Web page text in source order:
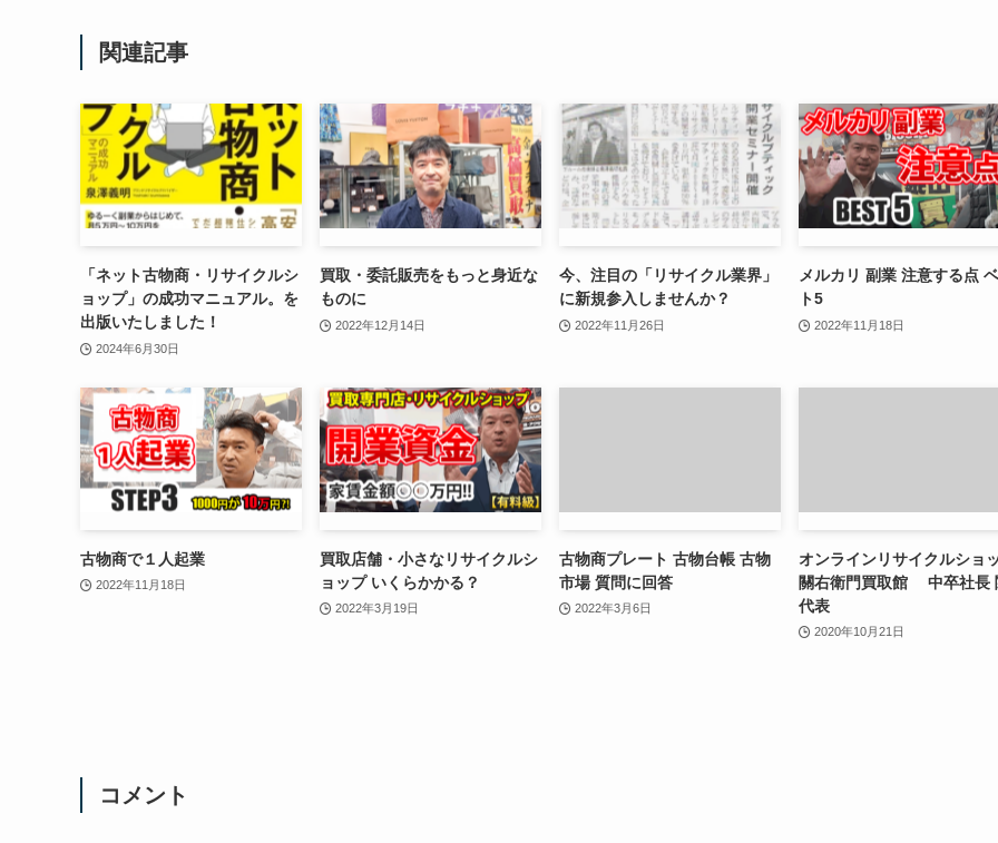
関連記事
「ネット古物商・リサイクルシ
ョップ」の成功マニュアル。を
出版いたしました！
2024年6月30日
買取・委託販売をもっと身近な
ものに
2022年12月14日
今、注目の「リサイクル業界」
に新規参入しませんか？
2022年11月26日
メルカリ 副業 注意する点
ト5
2022年11月18日
古物商で１人起業
2022年11月18日
買取店舗・小さなリサイクルシ
ョップ いくらかかる？
2022年3月19日
古物商プレート 古物台帳 古物
市場 質問に回答
2022年3月6日
オンラインリサイクルショ
關右衛門買取館 中卒社長
代表
2020年10月21日
コメント